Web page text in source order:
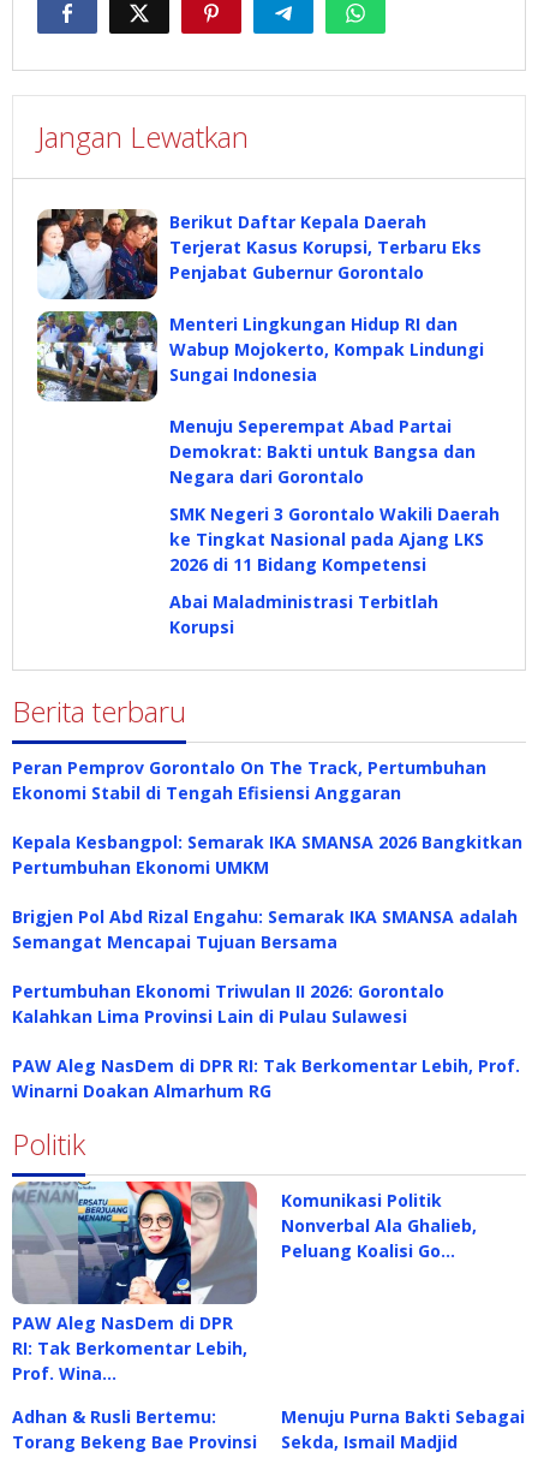
Jangan Lewatkan
Berikut Daftar Kepala Daerah
Terjerat Kasus Korupsi, Terbaru Eks
Penjabat Gubernur Gorontalo
Menteri Lingkungan Hidup RI dan
Wabup Mojokerto, Kompak Lindungi
Sungai Indonesia
Menuju Seperempat Abad Partai
Demokrat: Bakti untuk Bangsa dan
Negara dari Gorontalo
SMK Negeri 3 Gorontalo Wakili Daerah
ke Tingkat Nasional pada Ajang LKS
2026 di 11 Bidang Kompetensi
Abai Maladministrasi Terbitlah
Korupsi
Berita terbaru
Peran Pemprov Gorontalo On The Track, Pertumbuhan
Ekonomi Stabil di Tengah Efisiensi Anggaran
Kepala Kesbangpol: Semarak IKA SMANSA 2026 Bangkitkan
Pertumbuhan Ekonomi UMKM
Brigjen Pol Abd Rizal Engahu: Semarak IKA SMANSA adalah
Semangat Mencapai Tujuan Bersama
Pertumbuhan Ekonomi Triwulan II 2026: Gorontalo
Kalahkan Lima Provinsi Lain di Pulau Sulawesi
PAW Aleg NasDem di DPR RI: Tak Berkomentar Lebih, Prof.
Winarni Doakan Almarhum RG
Politik
PAW Aleg NasDem di DPR
RI: Tak Berkomentar Lebih,
Prof. Wina…
Komunikasi Politik
Nonverbal Ala Ghalieb,
Peluang Koalisi Go…
Adhan & Rusli Bertemu:
Torang Bekeng Bae Provinsi
Menuju Purna Bakti Sebagai
Sekda, Ismail Madjid